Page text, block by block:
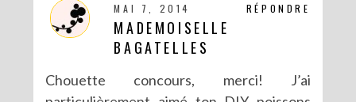
RÉPONDRE
MAI 7, 2014
MADEMOISELLE
BAGATELLES
Chouette concours, merci! J’ai